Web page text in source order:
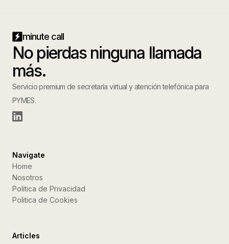
minute call
No pierdas ninguna llamada
más.
Servicio premium de secretaría virtual y atención telefónica para
PYMES.
Navigate
Home
Nosotros
Politica de Privacidad
Politica de Cookies
Articles